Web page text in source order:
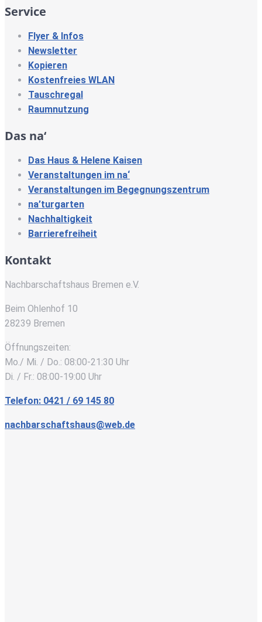
Service
Flyer & Infos
Newsletter
Kopieren
Kostenfreies WLAN
Tauschregal
Raumnutzung
Das na‘
Das Haus & Helene Kaisen
Veranstaltungen im na‘
Veranstaltungen im Begegnungszentrum
na’turgarten
Nachhaltigkeit
Barrierefreiheit
Kontakt
Nachbarschaftshaus Bremen e.V.
Beim Ohlenhof 10
28239 Bremen
Öffnungszeiten:
Mo./ Mi. / Do.: 08:00-21:30 Uhr
Di. / Fr.: 08:00-19:00 Uhr
Telefon: 0421 / 69 145 80
nachbarschaftshaus@web.de